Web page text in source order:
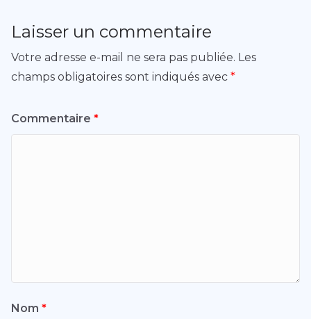
Laisser un commentaire
Votre adresse e-mail ne sera pas publiée. Les
champs obligatoires sont indiqués avec *
Commentaire *
Nom *